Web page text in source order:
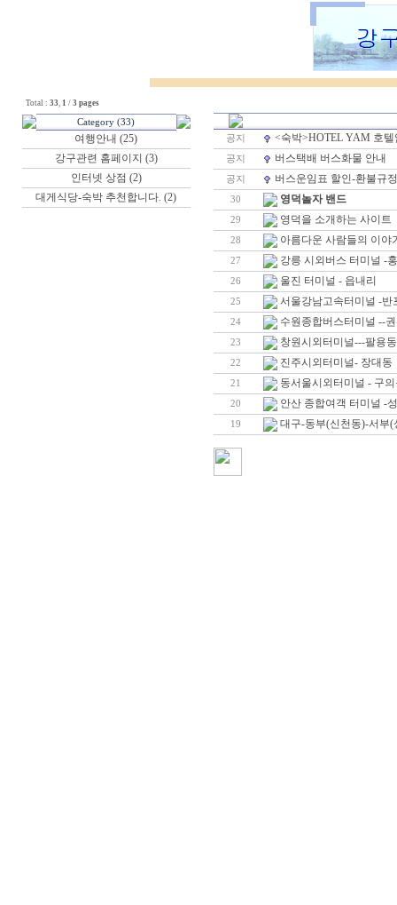
Total : 33, 1 / 3 pages
Category (33)
여행안내 (25)
강구관련 홈페이지 (3)
인터넷 상점 (2)
대게식당-숙박 추천합니다. (2)
공지 <숙박>HOTEL YAM 호
공지 버스택배 버스화물 안내
공지 버스운임표 할인-환불규정
30 영덕놀자 밴드
29 영덕을 소개하는 사이트
28 아름다운 사람들의 이야
27 강릉 시외버스 터미널 -
26 울진 터미널 - 읍내리
25 서울강남고속터미널 -반
24 수원종합버스터미널 --
23 창원시외터미널---팔용동
22 진주시외터미널- 장대동
21 동서울시외터미널 - 구
20 안산 종합여객 터미널 -
19 대구-동부(신천동)-서부